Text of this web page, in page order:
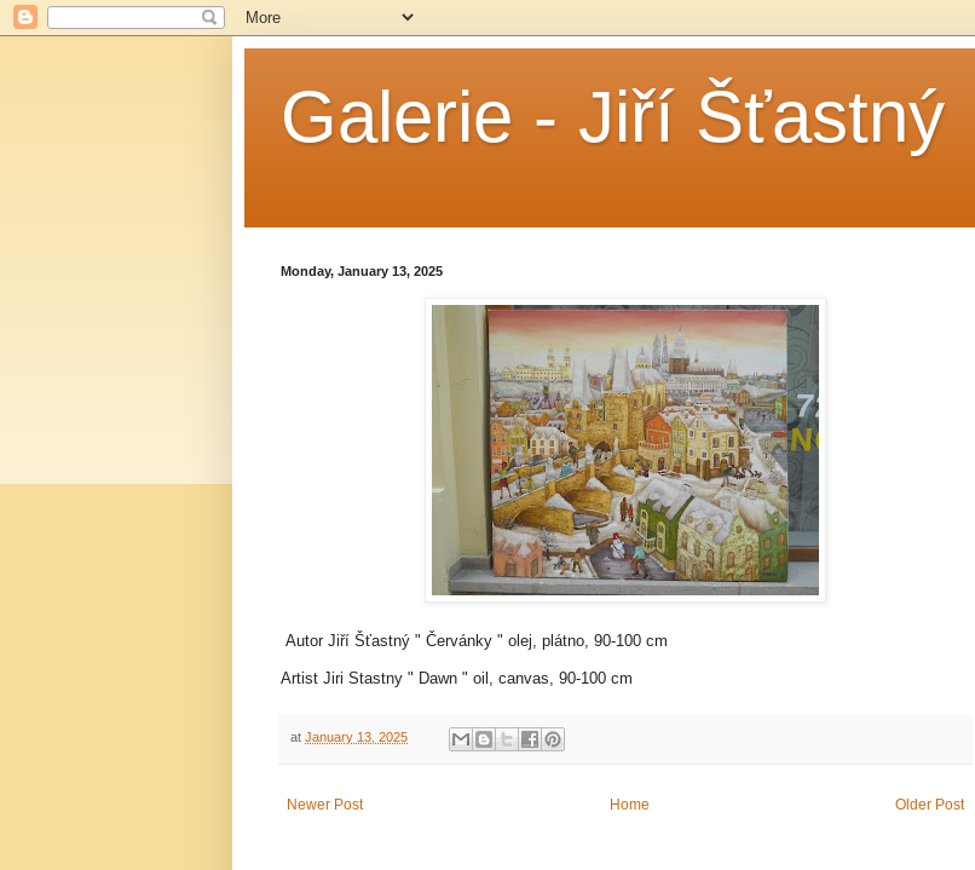
Galerie - Jiří Šťastný
Monday, January 13, 2025
Autor Jiří Šťastný " Červánky " olej, plátno, 90-100 cm
Artist Jiri Stastny " Dawn " oil, canvas, 90-100 cm
at January 13, 2025
Newer Post Older Post
Home